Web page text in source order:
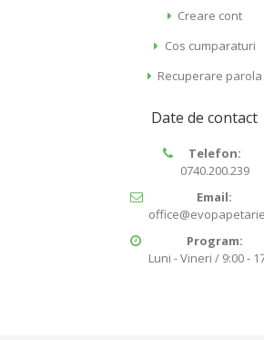
Creare cont
Cos cumparaturi
Recuperare parola
Date de contact
Telefon:
0740.200.239
Email:
Program:
Luni - Vineri / 9:00 -